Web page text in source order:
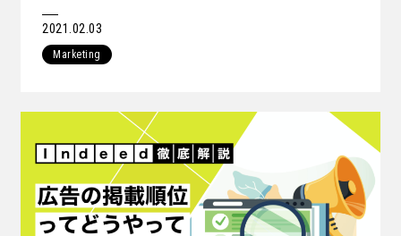
2021.02.03
Marketing